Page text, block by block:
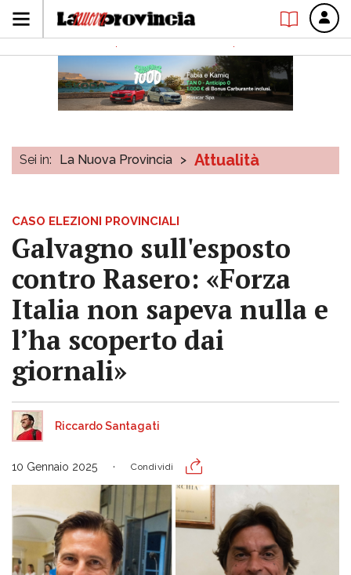
Sei in: La Nuova Provincia > Attualità
CASO ELEZIONI PROVINCIALI
Galvagno sull'esposto
contro Rasero: «Forza
Italia non sapeva nulla e
l’ha scoperto dai
giornali»
Riccardo Santagati
10 Gennaio 2025 Condividi